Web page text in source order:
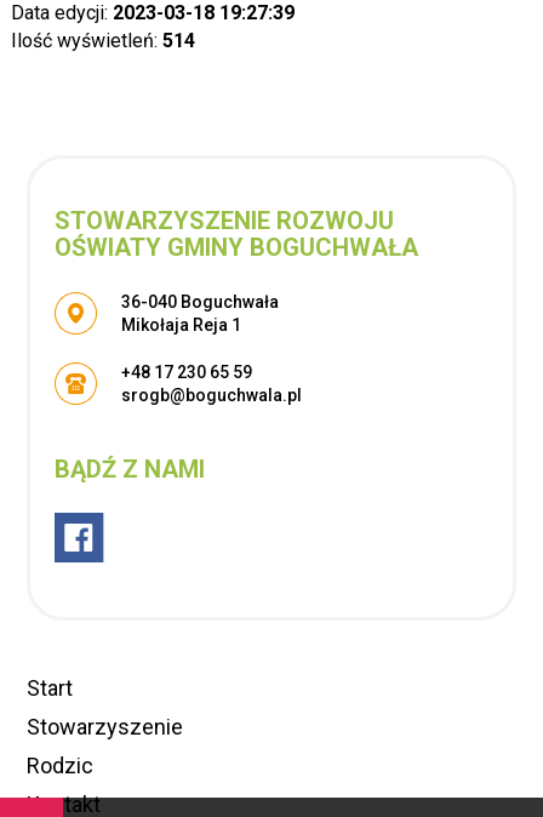
Data edycji: 2023-03-18 19:27:39
Ilość wyświetleń: 514
STOWARZYSZENIE ROZWOJU
OŚWIATY GMINY BOGUCHWAŁA
Adres pocztowy:
36-040 Boguchwała
Mikołaja Reja 1
+48 17 230 65 59
srogb@boguchwala.pl
BĄDŹ Z NAMI
Start
Stowarzyszenie
Rodzic
Kontakt